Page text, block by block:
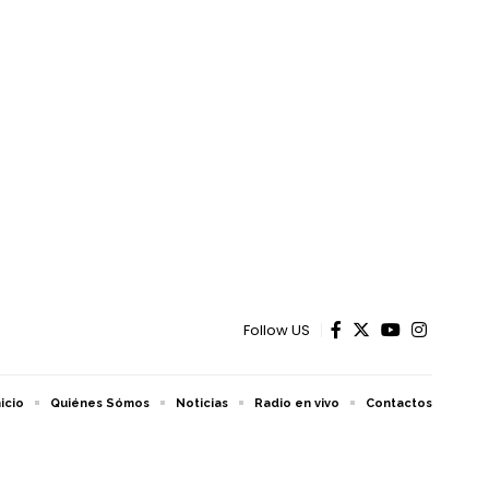
Follow US
Quiénes Sómos Noticias Radio en vivo Contactos